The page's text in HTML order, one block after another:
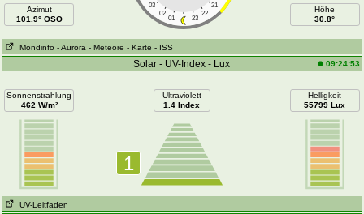
Azimut
101.9° OSO
03
21
02
22
01 23
Höhe
30.8°
Mondinfo - Aurora - Meteore - Karte - ISS
Solar - UV-Index - Lux 09:24:53
Sonnenstrahlung
462 W/m²
Ultraviolett
1.4 Index
1
Helligkeit
55799 Lux
UV-Leitfaden